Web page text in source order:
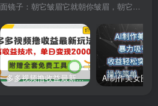
世界犹如一面镜子：朝它皱眉它就朝你皱眉，朝它微笑它也吵你微笑
多多视频撸收益最新玩法，高收益技术，单日变现2000+，附赠全套技术资料